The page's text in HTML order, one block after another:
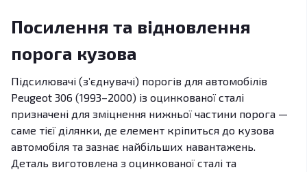
Посилення та відновлення
порога кузова
Підсилювачі (з’єднувачі) порогів для автомобілів
Peugeot 306 (1993–2000) із оцинкованої сталі
призначені для зміцнення нижньої частини порога —
саме тієї ділянки, де елемент кріпиться до кузова
автомобіля та зазнає найбільших навантажень.
Деталь виготовлена з оцинкованої сталі та